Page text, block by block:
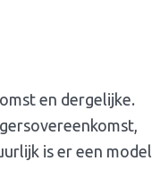
en dergelijke.
is er een model